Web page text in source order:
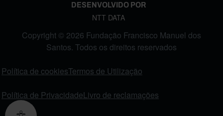
DESENVOLVIDO POR
NTT DATA
Copyright © 2026 Fundação Francisco Manuel dos
Santos. Todos os direitos reservados
Política de cookiesTermos de Utilização
Política de PrivacidadeLivro de reclamações